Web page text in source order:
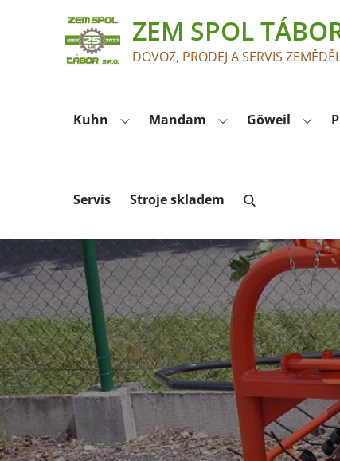
ZEM SPOL
DOVOZ, PRODEJ A SERVIS
Kuhn Mandam Göweil
Servis Stroje skladem